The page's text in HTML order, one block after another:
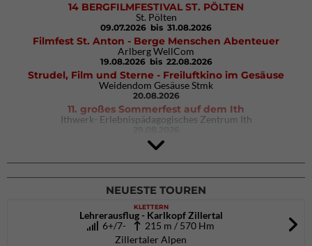
14 BERGFILMFESTIVAL ST. PÖLTEN
St. Pölten
09.07.2026 bis 31.08.2026
Filmfest St. Anton - Berge Menschen Abenteuer
Arlberg WellCom
19.08.2026 bis 22.08.2026
Strudel, Film und Sterne - Freiluftkino im Gesäuse
Weidendom Gesäuse Stmk
20.08.2026
11. großes Sommerfest auf dem Ith
Ithwerk- Erlebnispädagogisches Zentrum Ith
4Blocs KIDS 2026
DAV Kletter- & Boulderzentrum München Süd (Thalkirchen)
26.09.2026
NEUESTE TOUREN
KLETTERN
Lehrerausflug - Karlkopf Zillertal
6+/7-
215 m / 570 Hm
Zillertaler Alpen